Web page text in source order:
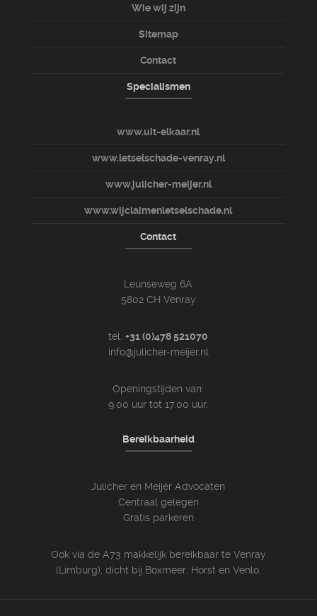
Wie wij zijn
Sitemap
Contact
Specialismen
www.uit-elkaar.nl
www.letselschade-venray.nl
www.julicher-meijer.nl
www.wijclaimenletselschade.nl
Contact
Leunseweg 6A
5802 CH Venray
tel.+31 (0)478 521070
info@julicher-meijer.nl
Openingstijden van:
9.00 uur tot 17.00 uur.
Bereikbaarheid
Julicher en Meijer Advocaten
Centraal gelegen
Gratis parkeren
Ook via de A73 makkelijk bereikbaar te Venray
(Limburg), dicht bij Boxmeer, Horst en Venlo.